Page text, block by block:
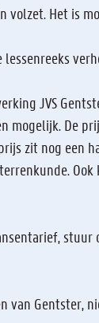
volzet. Het is
JVS
mogelijk. De
zit nog een
van Gentster,